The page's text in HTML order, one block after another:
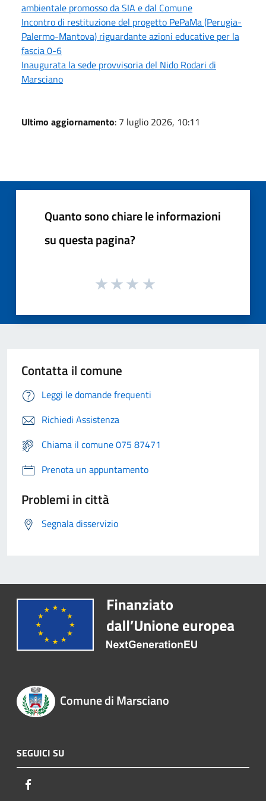
ambientale promosso da SIA e dal Comune
Incontro di restituzione del progetto PePaMa (Perugia-
Palermo-Mantova) riguardante azioni educative per la
fascia 0-6
Inaugurata la sede provvisoria del Nido Rodari di
Marsciano
Ultimo aggiornamento: 7 luglio 2026, 10:11
Quanto sono chiare le informazioni
su questa pagina?
Contatta il comune
Leggi le domande frequenti
Richiedi Assistenza
Chiama il comune 075 87471
Prenota un appuntamento
Problemi in città
Segnala disservizio
Comune di Marsciano
SEGUICI SU